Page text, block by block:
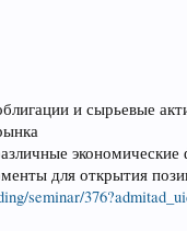
и сырьевые
экономические
для открытия
seminar/